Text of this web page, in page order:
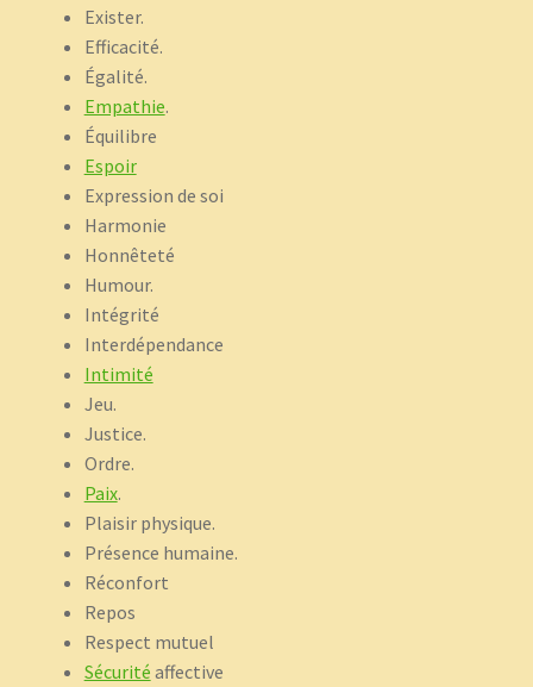
Exister.
Efficacité.
Égalité.
Empathie.
Équilibre
Espoir
Expression de soi
Harmonie
Honnêteté
Humour.
Intégrité
Interdépendance
Intimité
Jeu.
Justice.
Ordre.
Paix.
Plaisir physique.
Présence humaine.
Réconfort
Repos
Respect mutuel
Sécurité affective